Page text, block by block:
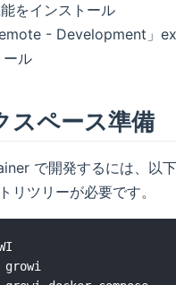
をインストール
- Development」
ール
スペース準備
で開発するには、以
リツリーが必要です。
growi